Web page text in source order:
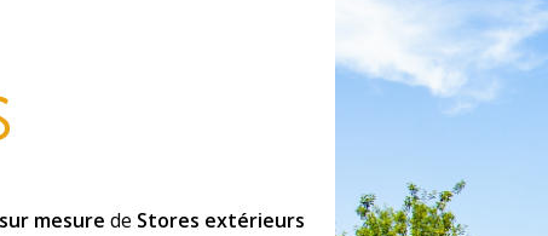
mesure de Stores extérieurs